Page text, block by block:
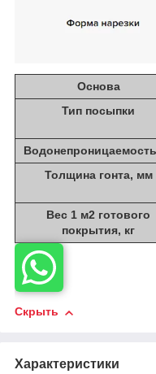
Основа
Тип посыпки
Толщина гонта, мм
Вес 1 м2 готового
покрытия, кг
Скрыть
Характеристики